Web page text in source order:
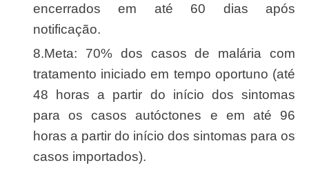
encerrados em até 60 dias após
notificação.
8.Meta: 70% dos casos de malária com
tratamento iniciado em tempo oportuno (até
48 horas a partir do início dos sintomas
para os casos autóctones e em até 96
horas a partir do início dos sintomas para os
casos importados).